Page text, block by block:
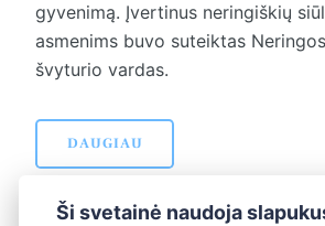
gyvenimą. Įvertinus neringiškių
asmenims buvo suteiktas
švyturio vardas.
DAUGIAU
Ši svetainė naudoja